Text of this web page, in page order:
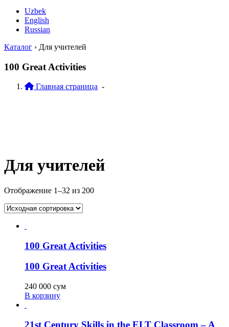
Uzbek
English
Russian
Каталог › Для учителей
100 Great Activities
Главная страница -
Для учителей
Отображение 1–32 из 200
100 Great Activities
100 Great Activities
240 000 сум
В корзину
21st Century Skills in the ELT Classroom – A